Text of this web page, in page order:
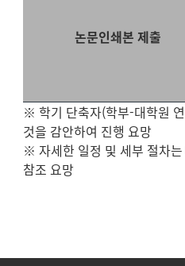
논문인쇄본 제출
※ 학기 단축자(학부-대학원
것을 감안하여 진행 요망
※ 자세한 일정 및 세부 절차
참조 요망